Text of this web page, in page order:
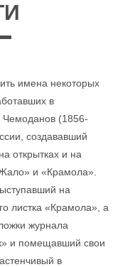
имена некоторых
в
(1856-
создававший
открытках и на
и «Крамола».
на
листка «Крамола», а
журнала
и помещавший свои
в